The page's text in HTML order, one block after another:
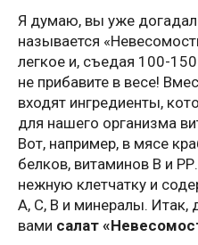
Я думаю, вы уже
называется
легкое и, съедая 100-
не прибавите в весе!
входят ингредиенты,
для нашего организма
Вот, например, в мясе
белков, витаминов В и
нежную клетчатку и
А, С, В и минералы. Итак,
вами салат